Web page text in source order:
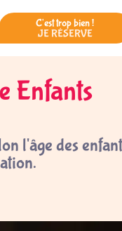
C'est trop bien !
JE RÉSERVE
Enfants
l'âge des